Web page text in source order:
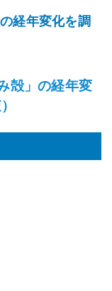
経年変化を調
殻」の経年変